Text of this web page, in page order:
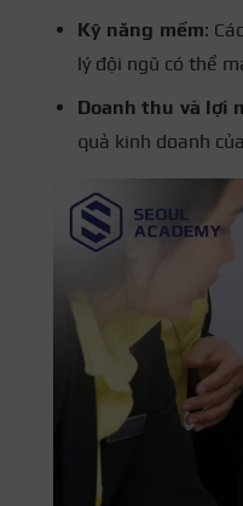
Kỹ năng mềm:
lý đội ngũ có thể
Doanh thu và lợi
quả kinh doanh